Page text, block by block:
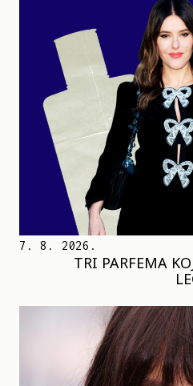
7. 8. 2026.
TRI PARFEMA